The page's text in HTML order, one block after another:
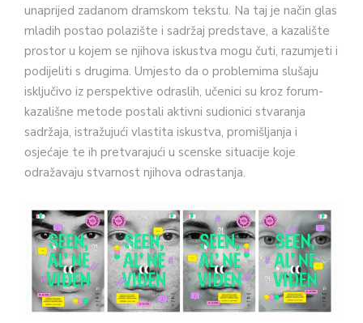
unaprijed zadanom dramskom tekstu. Na taj je način glas
mladih postao polazište i sadržaj predstave, a kazalište
prostor u kojem se njihova iskustva mogu čuti, razumjeti i
podijeliti s drugima. Umjesto da o problemima slušaju
isključivo iz perspektive odraslih, učenici su kroz forum-
kazališne metode postali aktivni sudionici stvaranja
sadržaja, istražujući vlastita iskustva, promišljanja i
osjećaje te ih pretvarajući u scenske situacije koje
odražavaju stvarnost njihova odrastanja.